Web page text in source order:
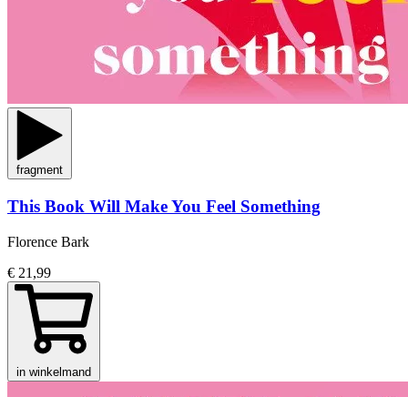
fragment
This Book Will Make You Feel Something
Florence Bark
€ 21,99
in winkelmand